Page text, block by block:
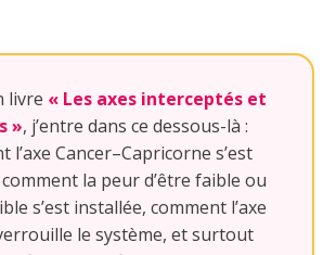
livre « Les axes interceptés et
», j’entre dans ce dessous-là :
l’axe Cancer–Capricorne s’est
la peur d’être faible ou
s’est installée, comment l’axe
le système, et surtout